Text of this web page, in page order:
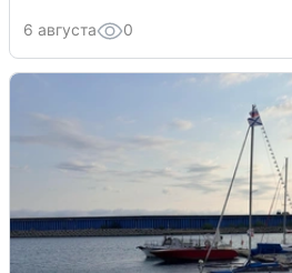
6 августа 0